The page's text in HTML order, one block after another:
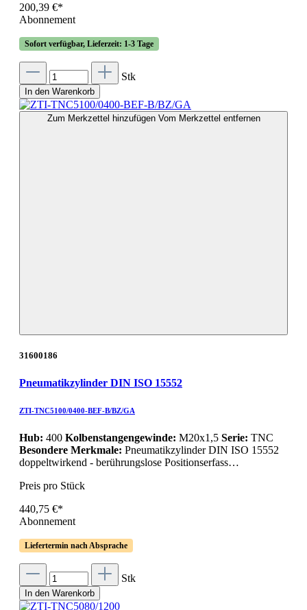
200,39 €*
Abonnement
Sofort verfügbar, Lieferzeit: 1-3 Tage
Stk
In den Warenkorb
Zum Merkzettel hinzufügen Vom Merkzettel entfernen
31600186
Pneumatikzylinder DIN ISO 15552
ZTI-TNC5100/0400-BEF-B/BZ/GA
Hub: 400 Kolbenstangengewinde: M20x1,5 Serie: TNC
Besondere Merkmale: Pneumatikzylinder DIN ISO 15552
doppeltwirkend - berührungslose Positionserfass…
Preis pro Stück
440,75 €*
Abonnement
Liefertermin nach Absprache
Stk
In den Warenkorb